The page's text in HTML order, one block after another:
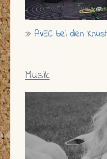
» AVEC bei den
Musik